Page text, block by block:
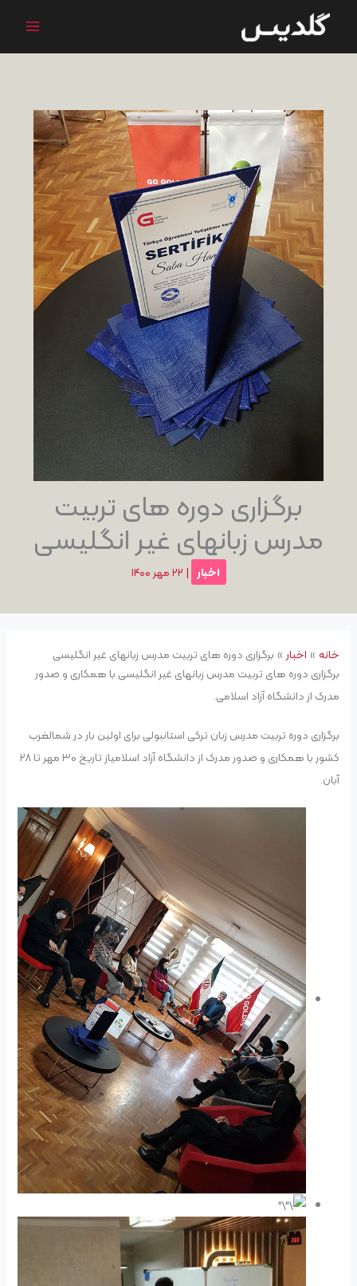
محتوا
برگزاری د‌وره های تربیت
مدرس زبانهای غیر انگلیسی
اخبار | ۲۲ مهر ۱۴۰۰
خانه اخبار
برگزاری د‌وره های تربیت مدرس زبانهای غیر انگلیسی
برگزاری د‌وره های تربیت مدرس زبانهای غیر انگلیسی با همکاری و صدور
مدرک از دانشگاه آزاد اسلامی.
برگزاری دوره تربیت مدرس زبان ترکی استانبولی برای ا‌ولین بار در شمالغرب
کشور با همکاری و صدور مدرک از دانشگاه آزاد اسلامیاز تاریخ ۳۰ مهر تا ۲۸
آبان.